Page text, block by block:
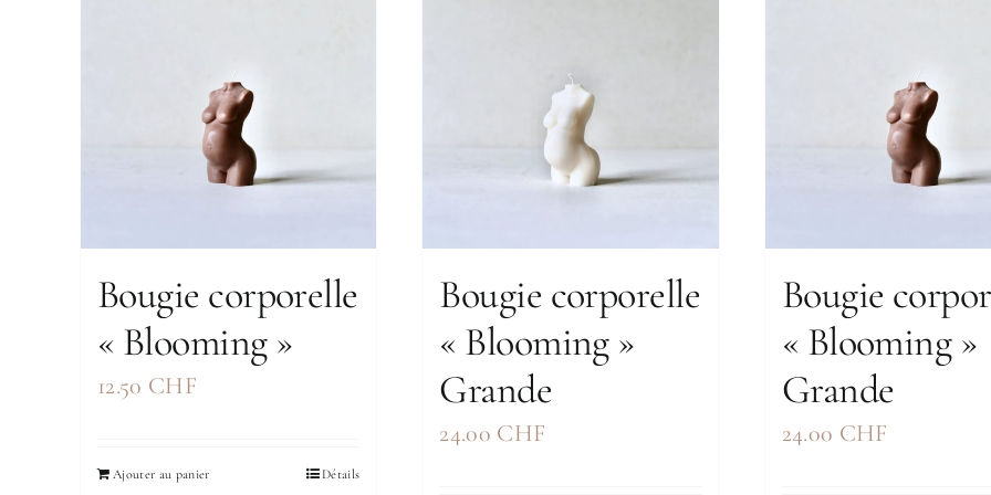
Bougie corporelle
« Blooming »
12.50 CHF
Ajouter au panier Détails
Bougie corporelle
« Blooming »
Grande
24.00 CHF
Bougie
« Blooming »
Grande
24.00 CHF